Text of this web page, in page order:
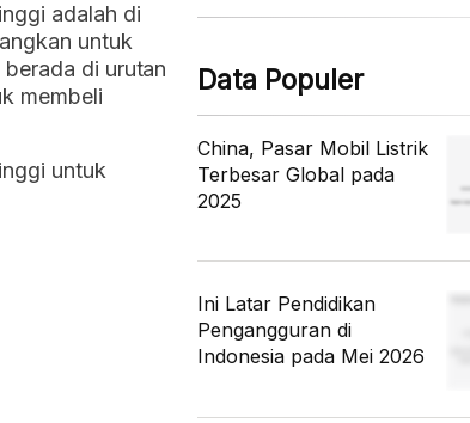
adalah di
untuk
di urutan
membeli
untuk
Data Populer
China, Pasar Mobil Listrik
Terbesar Global pada
2025
Ini Latar Pendidikan
Pengangguran di
Indonesia pada Mei 2026